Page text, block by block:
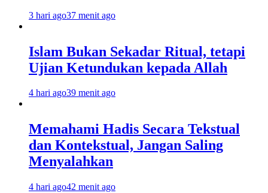
3 hari ago37 menit ago
Islam Bukan Sekadar Ritual, tetapi
Ujian Ketundukan kepada Allah
4 hari ago39 menit ago
Memahami Hadis Secara Tekstual
dan Kontekstual, Jangan Saling
Menyalahkan
4 hari ago42 menit ago